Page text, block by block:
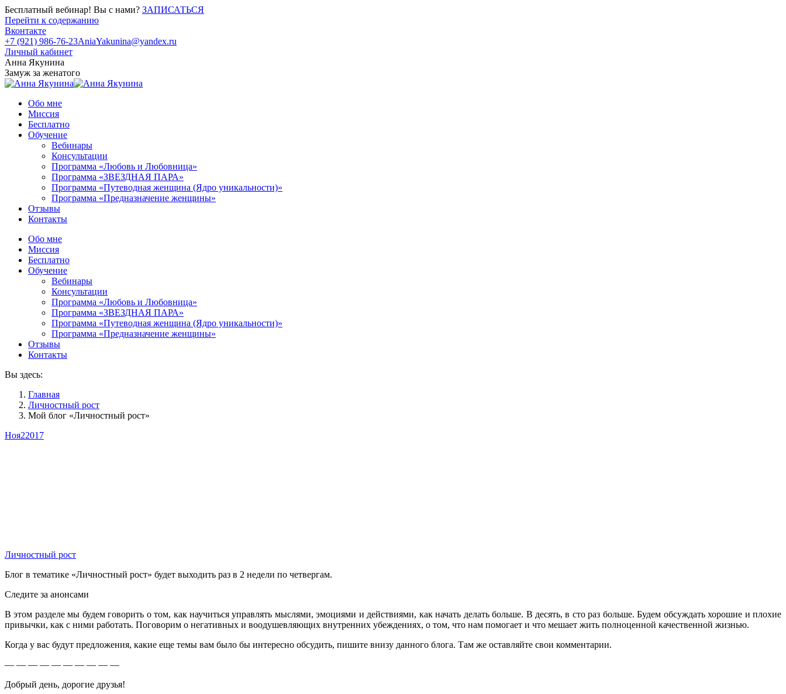
Бесплатный вебинар! Вы с нами? ЗАПИСАТЬСЯ
Перейти к содержанию
Вконтакте
+7 (921) 986-76-23AniaYakunina@yandex.ru
Личный кабинет
Анна Якунина
Замуж за женатого
Обо мне
Миссия
Бесплатно
Обучение
Вебинары
Консультации
Программа «Любовь и Любовница»
Программа «ЗВЕЗДНАЯ ПАРА»
Программа «Путеводная женщина (Ядро уникальности)»
Программа «Предназначение женщины»
Отзывы
Контакты
Обо мне
Миссия
Бесплатно
Обучение
Вебинары
Консультации
Программа «Любовь и Любовница»
Программа «ЗВЕЗДНАЯ ПАРА»
Программа «Путеводная женщина (Ядро уникальности)»
Программа «Предназначение женщины»
Отзывы
Контакты
Вы здесь:
Главная
Личностный рост
Мой блог «Личностный рост»
Ноя22017
Личностный рост
Блог в тематике «Личностный рост» будет выходить раз в 2 недели по четвергам.
Следите за анонсами
В этом разделе мы будем говорить о том, как научиться управлять мыслями, эмоциями и действиями, как начать делать больше. В десять, в сто раз больше. Будем обсуждать хорошие и плохие
привычки, как с ними работать. Поговорим о негативных и воодушевляющих внутренних убеждениях, о том, что нам помогает и что мешает жить полноценной качественной жизнью.
Когда у вас будут предложения, какие еще темы вам было бы интересно обсудить, пишите внизу данного блога. Там же оставляйте свои комментарии.
— — — — — — — — — —
Добрый день, дорогие друзья!